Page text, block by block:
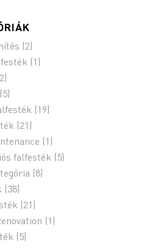
(2)
(1)
(5)
(19)
(21)
(1)
falfesték (5)
(8)
(38)
(21)
(1)
(5)